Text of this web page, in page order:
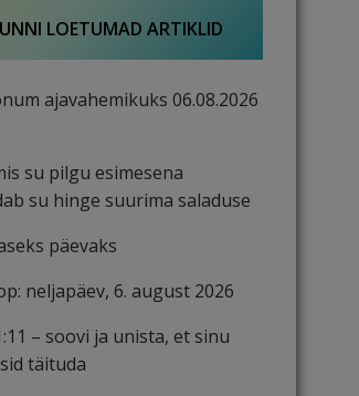
LOETUMAD ARTIKLID
ajavahemikuks 06.08.2026
su pilgu esimesena
su hinge suurima saladuse
päevaks
neljapäev, 6. august 2026
– soovi ja unista, et sinu
täituda